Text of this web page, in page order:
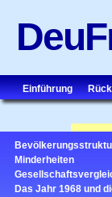
Einführung
Minderheiten
Das Jahr 1968 und